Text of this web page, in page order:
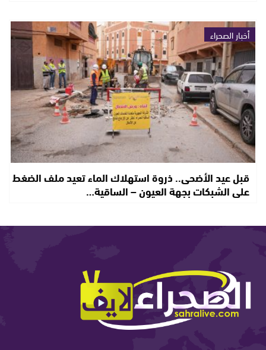
أخبار الصحراء
قبل عيد الأضحى.. ذروة استهلاك الماء تعيد ملف الضغط
على الشبكات بجهة العيون – الساقية…